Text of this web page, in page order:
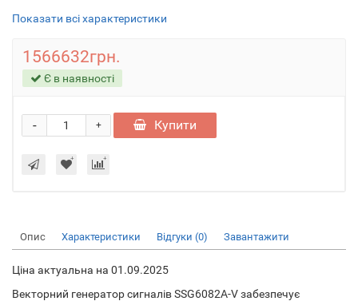
Показати всі характеристики
1566632грн.
Є в наявності
+
- Купити
Опис Характеристики Відгуки (0) Завантажити
Ціна актуальна на 01.09.2025
Векторний генератор сигналів SSG6082A-V забезпечує